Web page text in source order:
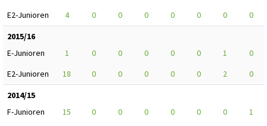
E2-Junioren
4 0 0 0 0 0 0
0
2015/16
E-Junioren
1 0 0 0 0 0 1
0
E2-Junioren
18 0 0 0 0 0 2
0
2014/15
F-Junioren
15 0 0 0 0 0 0
1